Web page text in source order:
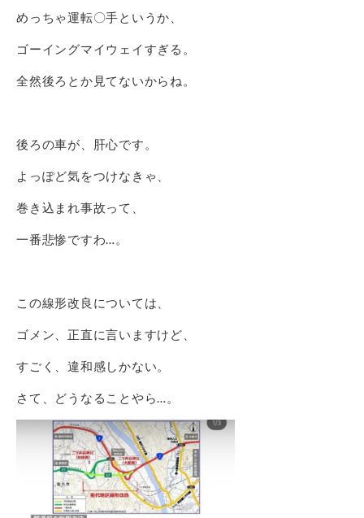
めっちゃ運転〇手というか、
ゴーイングマイウェイすぎる。
全然後ろとか見てないからね。
後ろの車が、肝心です。
よっぽど気をつけなきゃ、
巻き込まれ事故って、
一番悲惨ですわ…。
この線形改良については、
ゴメン、正直に言いますけど、
すごく、違和感しかない。
さて、どうなることやら…。